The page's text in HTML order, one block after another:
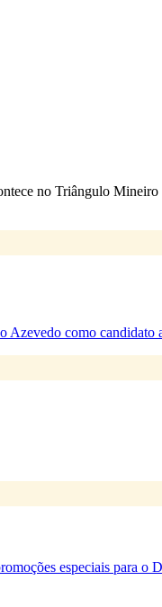
no Triângulo Mineiro
Azevedo como candidato
especiais para o